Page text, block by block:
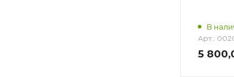
В
Арт.:
5